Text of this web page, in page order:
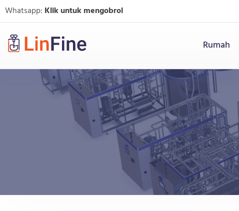
Whatsapp: Klik untuk mengobrol
Rumah